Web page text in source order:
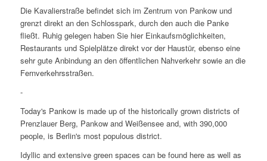
Die Kavalierstraße befindet sich im Zentrum von Pankow und
grenzt direkt an den Schlosspark, durch den auch die Panke
fließt. Ruhig gelegen haben Sie hier Einkaufsmöglichkeiten,
Restaurants und Spielplätze direkt vor der Haustür, ebenso eine
sehr gute Anbindung an den öffentlichen Nahverkehr sowie an die
Fernverkehrsstraßen.
-
Today's Pankow is made up of the historically grown districts of
Prenzlauer Berg, Pankow and Weißensee and, with 390,000
people, is Berlin's most populous district.
Idyllic and extensive green spaces can be found here as well as